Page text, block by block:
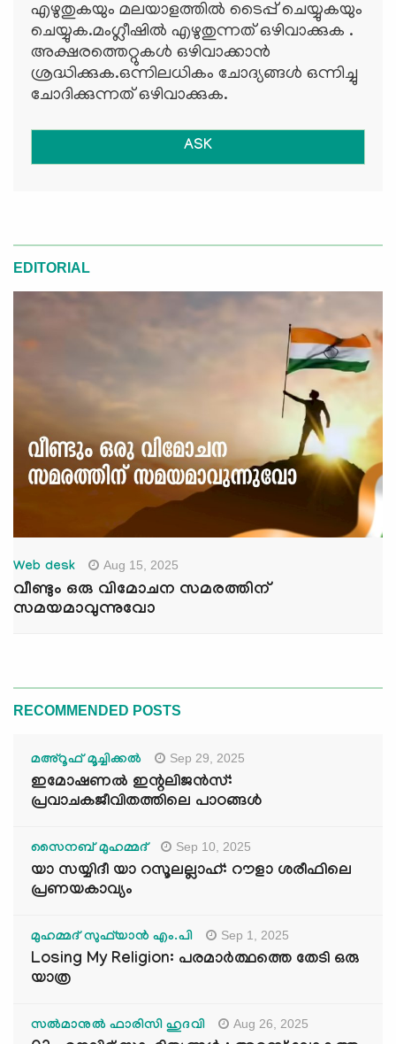
എഴുതുകയും മലയാളത്തില്‍ ടൈപ്പ് ചെയ്യുകയും
ചെയ്യുക.മംഗ്ലീഷില്‍ എഴുതുന്നത് ഒഴിവാക്കുക .
അക്ഷരത്തെറ്റുകള്‍ ഒഴിവാക്കാന്‍
ശ്രദ്ധിക്കുക.ഒന്നിലധികം ചോദ്യങ്ങള്‍ ഒന്നിച്ചു
ചോദിക്കുന്നത് ഒഴിവാക്കുക.
ASK
EDITORIAL
Web desk Aug 15, 2025
വീണ്ടും ഒരു വിമോചന സമരത്തിന്
സമയമാവുന്നുവോ
RECOMMENDED POSTS
മഅ്റൂഫ് മൂച്ചിക്കല്‍ Sep 29, 2025
ഇമോഷണൽ ഇന്റലിജൻസ്:
പ്രവാചകജീവിതത്തിലെ പാഠങ്ങൾ
സൈനബ് മുഹമ്മദ് Sep 10, 2025
യാ സയ്യിദീ യാ റസൂലല്ലാഹ്: റൗളാ ശരീഫിലെ
പ്രണയകാവ്യം
മുഹമ്മദ് സുഫ്‌യാൻ എം.പി Sep 1, 2025
Losing My Religion: പരമാർത്ഥത്തെ തേടി ഒരു
യാത്ര
സൽമാനുൽ ഫാരിസി ഹുദവി Aug 26, 2025